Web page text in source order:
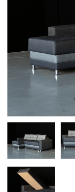
Контакты